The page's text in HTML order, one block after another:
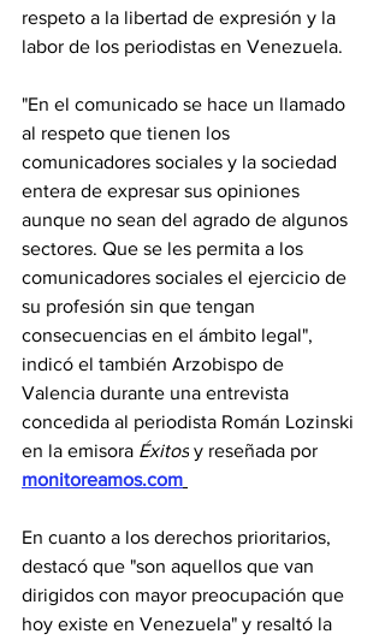
respeto a la libertad de expresión y la
labor de los periodistas en Venezuela.
"En el comunicado se hace un llamado
al respeto que tienen los
comunicadores sociales y la sociedad
entera de expresar sus opiniones
aunque no sean del agrado de algunos
sectores. Que se les permita a los
comunicadores sociales el ejercicio de
su profesión sin que tengan
consecuencias en el ámbito legal",
indicó el también Arzobispo de
Valencia durante una entrevista
concedida al periodista Román Lozinski
en la emisora Éxitos y reseñada por
monitoreamos.com
En cuanto a los derechos prioritarios,
destacó que "son aquellos que van
dirigidos con mayor preocupación que
hoy existe en Venezuela" y resaltó la